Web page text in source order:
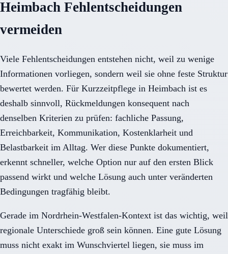
Heimbach Fehlentscheidungen
vermeiden
Viele Fehlentscheidungen entstehen nicht, weil zu wenige
Informationen vorliegen, sondern weil sie ohne feste Struktur
bewertet werden. Für Kurzzeitpflege in Heimbach ist es
deshalb sinnvoll, Rückmeldungen konsequent nach
denselben Kriterien zu prüfen: fachliche Passung,
Erreichbarkeit, Kommunikation, Kostenklarheit und
Belastbarkeit im Alltag. Wer diese Punkte dokumentiert,
erkennt schneller, welche Option nur auf den ersten Blick
passend wirkt und welche Lösung auch unter veränderten
Bedingungen tragfähig bleibt.
Gerade im Nordrhein-Westfalen-Kontext ist das wichtig, weil
regionale Unterschiede groß sein können. Eine gute Lösung
muss nicht exakt im Wunschviertel liegen, sie muss im